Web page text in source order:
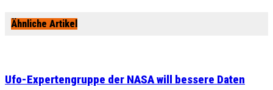
Ähnliche Artikel
Ufo-Expertengruppe der NASA will bessere Daten